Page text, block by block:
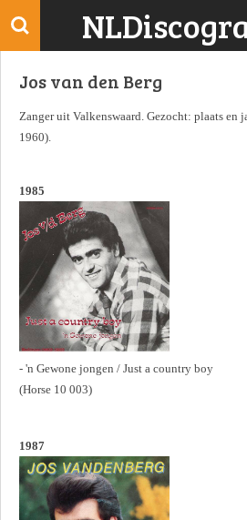
Ga
deJos van den Berg
Zanger uit Valkenswaard. Gezocht: plaats en
1960).
1985
- 'n Gewone jongen / Just a country boy
(Horse 10 003)
1987